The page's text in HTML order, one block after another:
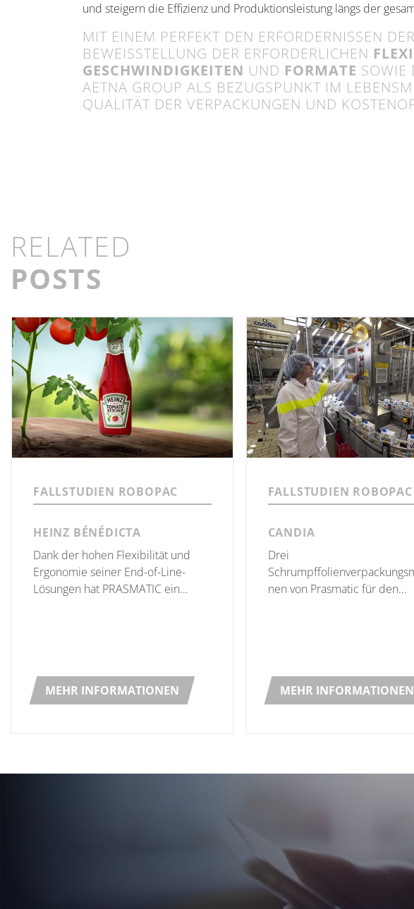
und steigern die Effizienz und Produktionsleistung längs der
MIT EINEM PERFEKT DEN ERFORDERNISSEN
BEWEISSTELLUNG DER ERFORDERLICHEN
GESCHWINDIGKEITEN UND FORMATE SOWIE
AETNA GROUP ALS BEZUGSPUNKT IM
QUALITÄT DER VERPACKUNGEN UND
RELATED
POSTS
FALLSTUDIEN ROBOPAC
HEINZ BÉNÉDICTA
Dank der hohen Flexibilität und
Ergonomie seiner End-of-Line-
Lösungen hat PRASMATIC ein
MEHR INFORMATIONEN
FALLSTUDIEN ROBOPAC
CANDIA
Drei
nen von Prasmatic für den
MEHR INFORMATIONEN